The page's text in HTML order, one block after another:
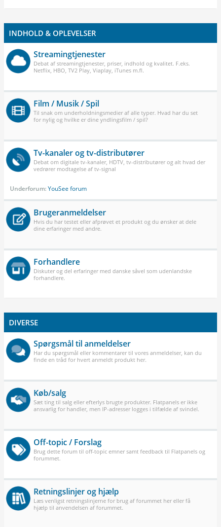
INDHOLD & OPLEVELSER
Streamingtjenester
Debat af streamingtjenester, priser, indhold og kvalitet. F.eks.
Netflix, HBO, TV2 Play, Viaplay, iTunes m.fl.
Film / Musik / Spil
Til snak om underholdningsmedier af alle typer. Hvad har du set
for nylig og hvilke er dine yndlingsfilm / spil?
Tv-kanaler og tv-distributører
Debat om digitale tv-kanaler, HDTV, tv-distributører og alt hvad der
vedrører modtagelse af tv-signal
Underforum:YouSee forum
Brugeranmeldelser
Hvis du har testet eller afprøvet et produkt og du ønsker at dele
dine erfaringer med andre.
Forhandlere
Diskuter og del erfaringer med danske såvel som udenlandske
forhandlere.
DIVERSE
Spørgsmål til anmeldelser
Har du spørgsmål eller kommentarer til vores anmeldelser, kan du
finde en tråd for hvert anmeldt produkt her.
Køb/salg
Sæt ting til salg eller efterlys brugte produkter. Flatpanels er ikke
ansvarlig for handler, men IP-adresser logges i tilfælde af svindel.
Off-topic / Forslag
Brug dette forum til off-topic emner samt feedback til Flatpanels og
forummet.
Retningslinjer og hjælp
Læs venligst retningslinjerne for brug af forummet her eller få
hjælp til anvendelsen af forummet.